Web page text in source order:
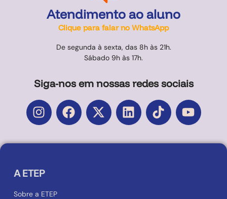
Atendimento ao aluno
Clique para falar no WhatsApp
De segunda à sexta, das 8h às 21h.
Sábado 9h às 17h.
Siga-nos em nossas redes sociais
A ETEP
Sobre a ETEP